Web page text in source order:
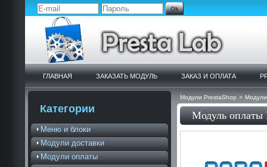
ГЛАВНАЯ ЗАКАЗАТЬ МОДУЛЬ ЗАКАЗ И ОПЛАТА
Модули PrestaShop >
Модуль оплаты
Категории
Меню и блоки
Модули доставки
Модули оплаты